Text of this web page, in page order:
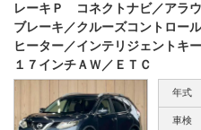
レーキＰ コネクトナビ／アラ
ブレーキ／クルーズコントロー
ヒーター／インテリジェントキ
１７インチＡＷ／ＥＴＣ
年式
車検